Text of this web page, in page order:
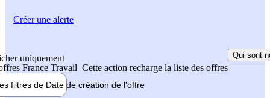
uniquement
France Travail Cette action recharge la liste des offres
Qui sont
filtres de Date de création de l'offre
Créer une alerte